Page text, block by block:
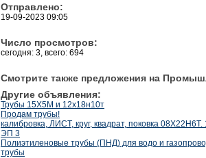
Отправлено:
19-09-2023 09:05
Число просмотров:
сегодня: 3, всего: 694
Смотрите также предложения на
Другие объявления:
Трубы 15Х5М и 12х18н10т
Продам трубы!
калибровка, ЛИСТ, круг, квадрат, поковка
ЭП 3
Полиэтиленовые трубы (ПНД) для водо и
трубы